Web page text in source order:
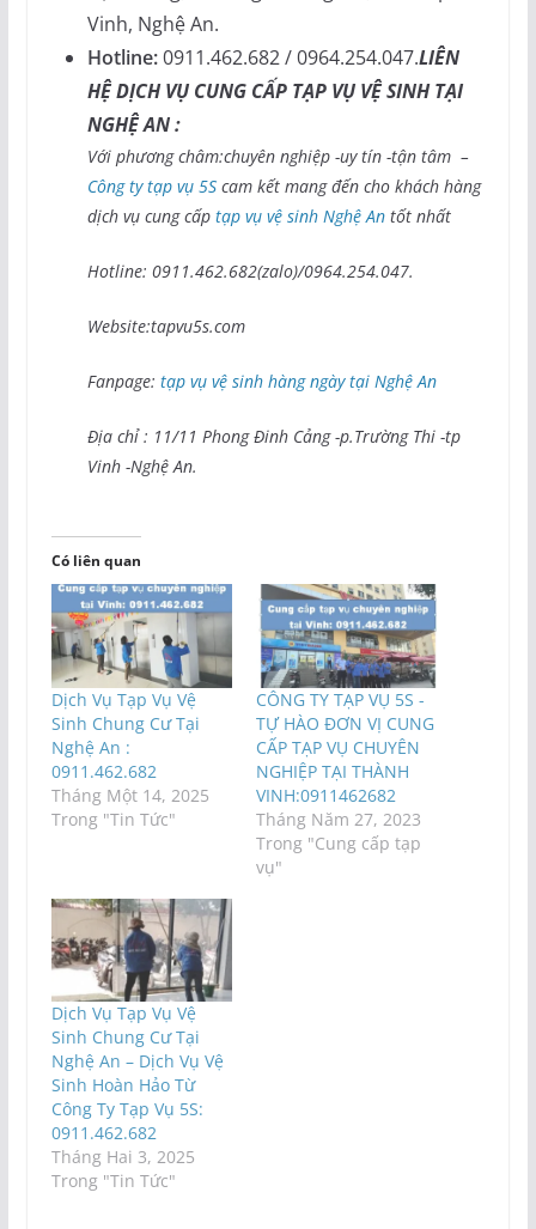
Vinh, Nghệ An.
Hotline:0911.462.682 / 0964.254.047.LIÊN
HỆ DỊCH VỤ CUNG CẤP TẠP VỤ VỆ SINH TẠI
NGHỆ AN :
Với phương châm:chuyên nghiệp -uy tín -tận tâm –
Công ty tạp vụ 5Scam kết mang đến cho khách hàng
dịch vụ cung cấptạp vụ vệ sinh Nghệ Antốt nhất
Hotline: 0911.462.682(zalo)/0964.254.047.
Website:tapvu5s.com
Fanpage: tạp vụ vệ sinh hàng ngày tại Nghệ An
Địa chỉ : 11/11 Phong Đinh Cảng -p.Trường Thi -tp
Vinh -Nghệ An.
Có liên quan
Dịch Vụ Tạp Vụ Vệ
Sinh Chung Cư Tại
Nghệ An :
0911.462.682
Tháng Một 14, 2025
Trong "Tin Tức"
CÔNG TY TẠP VỤ 5S -
TỰ HÀO ĐƠN VỊ CUNG
CẤP TẠP VỤ CHUYÊN
NGHIỆP TẠI THÀNH
VINH:0911462682
Tháng Năm 27, 2023
Trong "Cung cấp tạp
vụ"
Dịch Vụ Tạp Vụ Vệ
Sinh Chung Cư Tại
Nghệ An – Dịch Vụ Vệ
Sinh Hoàn Hảo Từ
Công Ty Tạp Vụ 5S:
0911.462.682
Tháng Hai 3, 2025
Trong "Tin Tức"